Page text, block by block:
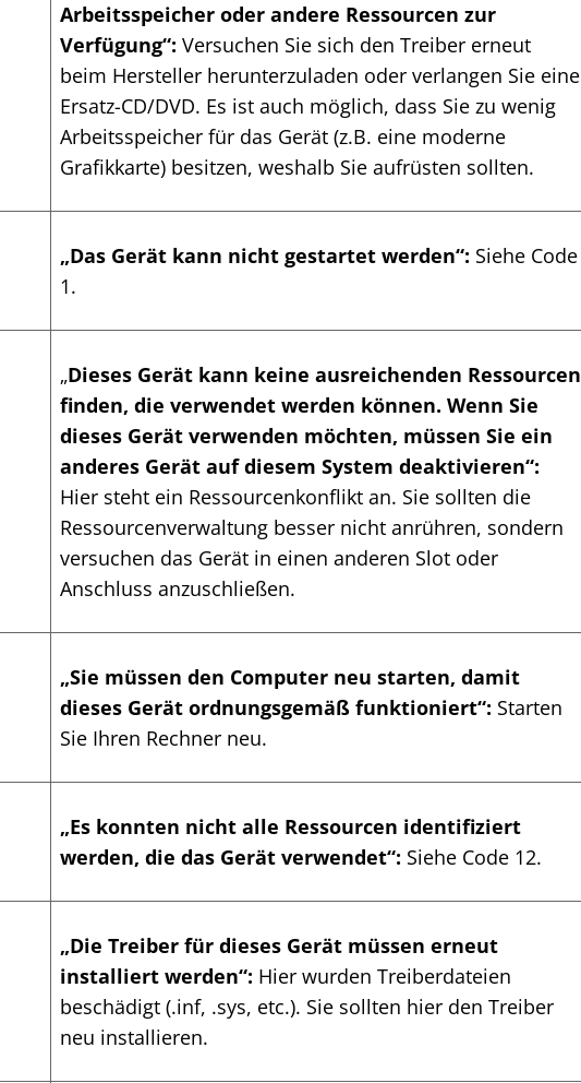
Arbeitsspeicher oder andere Ressourcen zur
Verfügung“: Versuchen Sie sich den Treiber erneut
beim Hersteller herunterzuladen oder verlangen Sie eine
Ersatz-CD/DVD. Es ist auch möglich, dass Sie zu wenig
Arbeitsspeicher für das Gerät (z.B. eine moderne
Grafikkarte) besitzen, weshalb Sie aufrüsten sollten.
„Das Gerät kann nicht gestartet werden“: Siehe Code
1.
„Dieses Gerät kann keine ausreichenden Ressourcen
finden, die verwendet werden können. Wenn Sie
dieses Gerät verwenden möchten, müssen Sie ein
anderes Gerät auf diesem System deaktivieren“:
Hier steht ein Ressourcenkonflikt an. Sie sollten die
Ressourcenverwaltung besser nicht anrühren, sondern
versuchen das Gerät in einen anderen Slot oder
Anschluss anzuschließen.
„Sie müssen den Computer neu starten, damit
dieses Gerät ordnungsgemäß funktioniert“: Starten
Sie Ihren Rechner neu.
„Es konnten nicht alle Ressourcen identifiziert
werden, die das Gerät verwendet“: Siehe Code 12.
„Die Treiber für dieses Gerät müssen erneut
installiert werden“: Hier wurden Treiberdateien
beschädigt (.inf, .sys, etc.). Sie sollten hier den Treiber
neu installieren.